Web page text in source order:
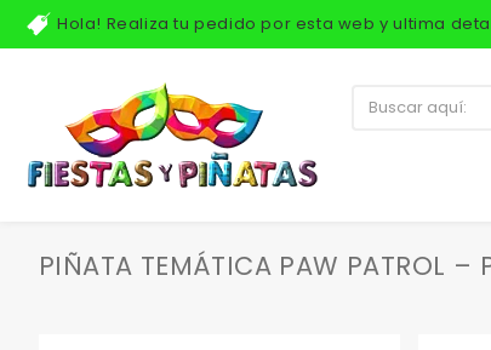
Hola! Realiza tu pedido por esta web y ultima
PIÑATA TEMÁTICA PAW PATROL –